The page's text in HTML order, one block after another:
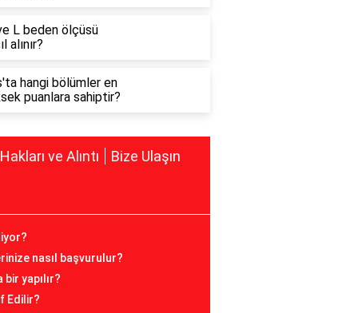
L beden ölçüsü
alınır?
hangi bölümler en
puanlara sahiptir?
ve Alıntı Bize Ulaşın
nasıl başvurulur?
bir yapılır?
Edilir?